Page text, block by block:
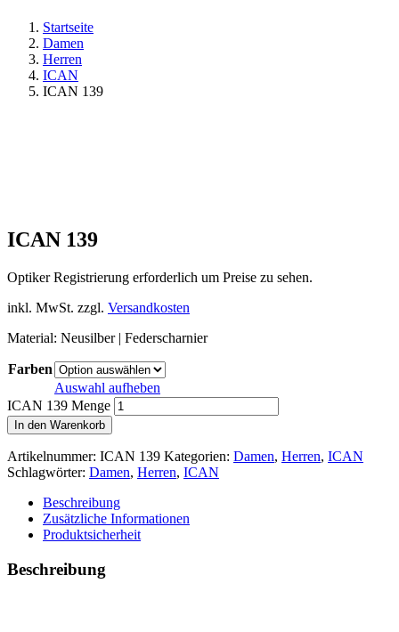
Startseite
Damen
Herren
ICAN
ICAN 139
ICAN 139
Optiker Registrierung erforderlich um Preise zu sehen.
inkl. MwSt. zzgl. Versandkosten
Material: Neusilber | Federscharnier
Farben
Auswahl aufheben
ICAN 139 Menge
In den Warenkorb
Artikelnummer: ICAN 139 Kategorien: Damen, Herren, ICAN
Schlagwörter: Damen, Herren, ICAN
Beschreibung
Zusätzliche Informationen
Produktsicherheit
Beschreibung